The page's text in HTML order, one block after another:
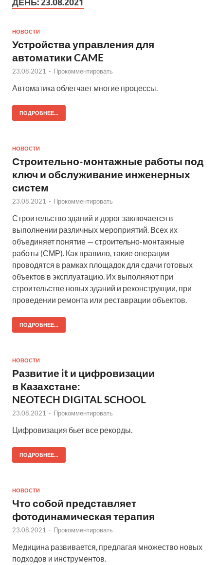
ДЕНЬ:23.08.2021
НОВОСТИ
Устройства управления для
автоматики CAME
23.08.2021 - Прокомментировать
Автоматика облегчает многие процессы.
ПОДРОБНЕЕ...
НОВОСТИ
Строительно-монтажные работы под
ключ и обслуживание инженерных
систем
23.08.2021 - Прокомментировать
Строительство зданий и дорог заключается в
выполнении различных мероприятий. Всех их
объединяет понятие — строительно-монтажные
работы (СМР). Как правило, такие операции
проводятся в рамках площадок для сдачи готовых
объектов в эксплуатацию. Их выполняют при
строительстве новых зданий и реконструкции, при
проведении ремонта или реставрации объектов.
ПОДРОБНЕЕ...
НОВОСТИ
Развитие it и цифровизации
в Казахстане:
NEOTECH DIGITAL SCHOOL
23.08.2021 - Прокомментировать
Цифровизация бьет все рекорды.
ПОДРОБНЕЕ...
НОВОСТИ
Что собой представляет
фотодинамическая терапия
23.08.2021 - Прокомментировать
Медицина развивается, предлагая множество новых
подходов и инструментов.